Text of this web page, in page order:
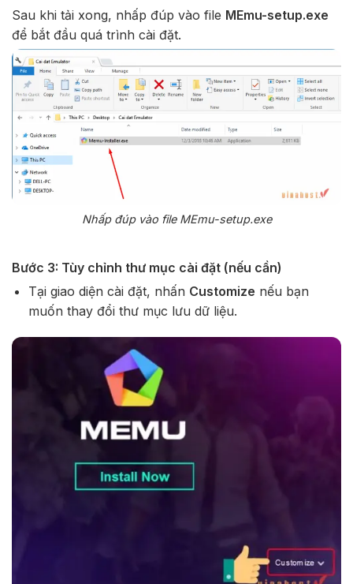
Sau khi tải xong, nhấp đúp vào file MEmu-setup.exe
để bắt đầu quá trình cài đặt.
Nhấp đúp vào file MEmu-setup.exe
Bước 3: Tùy chỉnh thư mục cài đặt (nếu cần)
Tại giao diện cài đặt, nhấn Customize nếu bạn
muốn thay đổi thư mục lưu dữ liệu.